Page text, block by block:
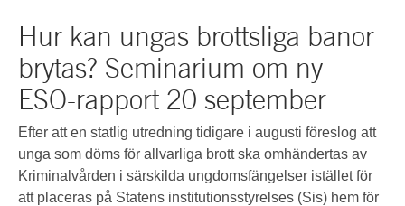
Hur kan ungas brottsliga banor
brytas? Seminarium om ny
ESO-rapport 20 september
Efter att en statlig utredning tidigare i augusti föreslog att
unga som döms för allvarliga brott ska omhändertas av
Kriminalvården i särskilda ungdomsfängelser istället för
att placeras på Statens institutionsstyrelses (Sis) hem för